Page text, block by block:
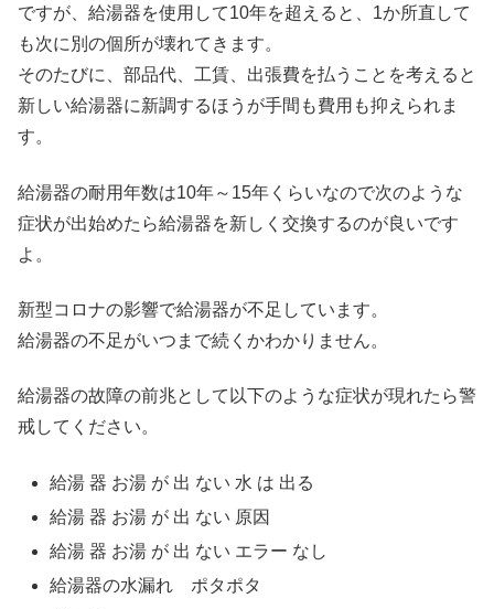
ですが、給湯器を使用して10年を超えると、1か所直して
も次に別の個所が壊れてきます。
そのたびに、部品代、工賃、出張費を払うことを考えると
新しい給湯器に新調するほうが手間も費用も抑えられま
す。
給湯器の耐用年数は10年～15年くらいなので次のような
症状が出始めたら給湯器を新しく交換するのが良いです
よ。
新型コロナの影響で給湯器が不足しています。
給湯器の不足がいつまで続くかわかりません。
給湯器の故障の前兆として以下のような症状が現れたら警
戒してください。
給湯 器 お湯 が 出 ない 水 は 出る
給湯 器 お湯 が 出 ない 原因
給湯 器 お湯 が 出 ない エラー なし
給湯器の水漏れ ポタポタ